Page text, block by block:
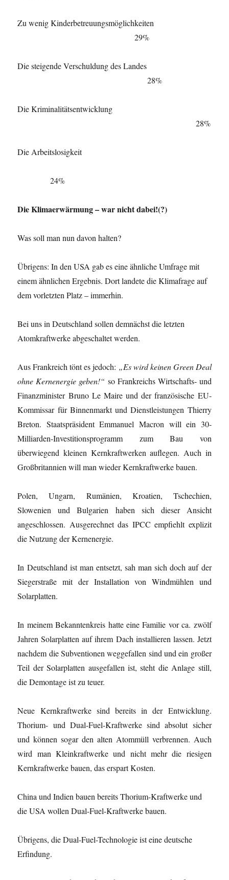
Zu wenig Kinderbetreuungsmöglichkeiten
29%
Die steigende Verschuldung des Landes
28%
Die Kriminalitätsentwicklung
28%
Die Arbeitslosigkeit
24%
Die Klimaerwärmung – war nicht dabei!(?)
Was soll man nun davon halten?
Übrigens: In den USA gab es eine ähnliche Umfrage mit
einem ähnlichen Ergebnis. Dort landete die Klimafrage auf
dem vorletzten Platz – immerhin.
Bei uns in Deutschland sollen demnächst die letzten
Atomkraftwerke abgeschaltet werden.
Aus Frankreich tönt es jedoch: „Es wird keinen Green Deal
ohne Kernenergie geben!“ so Frankreichs Wirtschafts- und
Finanzminister Bruno Le Maire und der französische EU-
Kommissar für Binnenmarkt und Dienstleistungen Thierry
Breton. Staatspräsident Emmanuel Macron will ein 30-
Milliarden-Investitionsprogramm zum Bau von
überwiegend kleinen Kernkraftwerken auflegen. Auch in
Großbritannien will man wieder Kernkraftwerke bauen.
Polen, Ungarn, Rumänien, Kroatien, Tschechien,
Slowenien und Bulgarien haben sich dieser Ansicht
angeschlossen. Ausgerechnet das IPCC empfiehlt explizit
die Nutzung der Kernenergie.
In Deutschland ist man entsetzt, sah man sich doch auf der
Siegerstraße mit der Installation von Windmühlen und
Solarplatten.
In meinem Bekanntenkreis hatte eine Familie vor ca. zwölf
Jahren Solarplatten auf ihrem Dach installieren lassen. Jetzt
nachdem die Subventionen weggefallen sind und ein großer
Teil der Solarplatten ausgefallen ist, steht die Anlage still,
die Demontage ist zu teuer.
Neue Kernkraftwerke sind bereits in der Entwicklung.
Thorium- und Dual-Fuel-Kraftwerke sind absolut sicher
und können sogar den alten Atommüll verbrennen. Auch
wird man Kleinkraftwerke und nicht mehr die riesigen
Kernkraftwerke bauen, das erspart Kosten.
China und Indien bauen bereits Thorium-Kraftwerke und
die USA wollen Dual-Fuel-Kraftwerke bauen.
Übrigens, die Dual-Fuel-Technologie ist eine deutsche
Erfindung.